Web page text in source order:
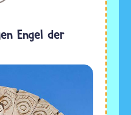
Engel der